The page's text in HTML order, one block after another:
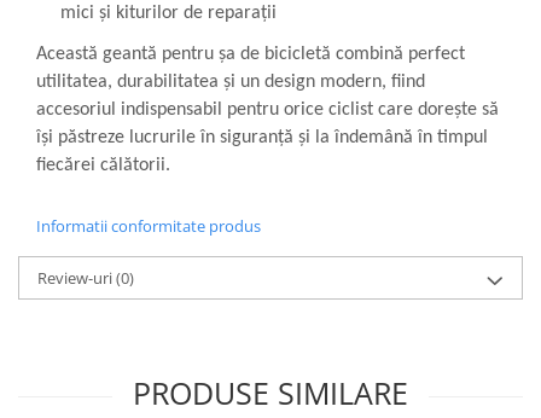
mici și kiturilor de reparații
Această geantă pentru șa de bicicletă combină perfect
utilitatea, durabilitatea și un design modern, fiind
accesoriul indispensabil pentru orice ciclist care dorește să
își păstreze lucrurile în siguranță și la îndemână în timpul
fiecărei călătorii.
Informatii conformitate produs
Review-uri(0)
PRODUSE SIMILARE